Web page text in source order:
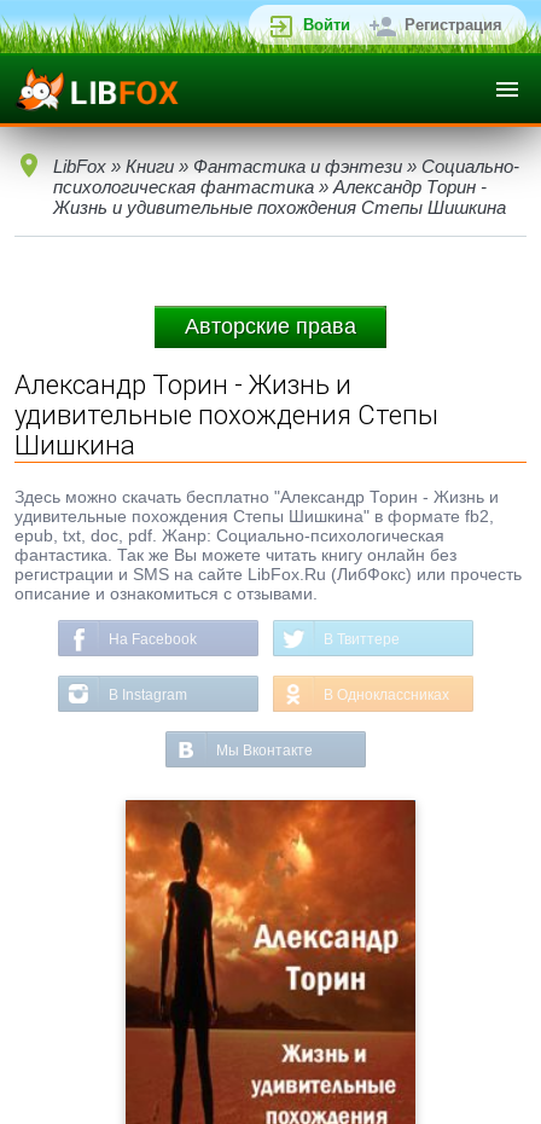
Войти Регистрация
LibFox » Книги » Фантастика и фэнтези » Социально-
психологическая фантастика » Александр Торин -
Жизнь и удивительные похождения Степы Шишкина
Авторские права
Александр Торин - Жизнь и
удивительные похождения Степы
Шишкина
Здесь можно скачать бесплатно "Александр Торин - Жизнь и
удивительные похождения Степы Шишкина" в формате fb2,
epub, txt, doc, pdf. Жанр: Социально-психологическая
фантастика. Так же Вы можете читать книгу онлайн без
регистрации и SMS на сайте LibFox.Ru (ЛибФокс) или прочесть
описание и ознакомиться с отзывами.
На Facebook В Твиттере
В Instagram В Одноклассниках
Мы Вконтакте